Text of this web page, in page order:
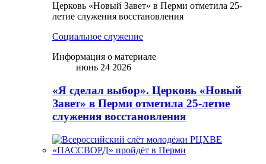
Церковь «Новый Завет» в Перми отметила 25-
летие служения восстановления
Социальное служение
Информация о материале
июнь 24 2026
«Я сделал выбор». Церковь «Новый
Завет» в Перми отметила 25-летие
служения восстановления